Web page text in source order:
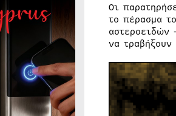
Οι
το πέρασμα
αστεροειδών
να